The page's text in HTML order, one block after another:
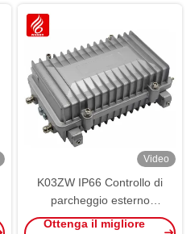
Video
K03ZW IP66 Controllo di
parcheggio esterno
Controller di zona cablata
Ottenga il migliore